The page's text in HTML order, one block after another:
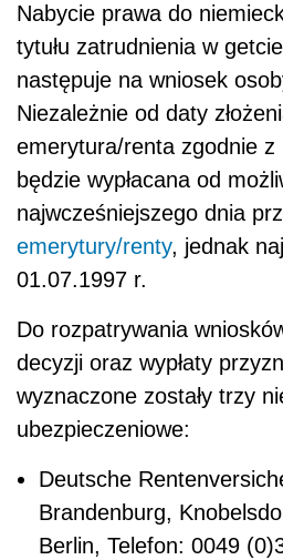
Nabycie prawa do
tytułu zatrudnienia w
następuje na wniosek
Niezależnie od daty
emerytura/renta zgodnie z
będzie wypłacana od
najwcześniejszego dnia
emerytury/renty, jednak
01.07.1997 r.
Do rozpatrywania
decyzji oraz wypłaty
wyznaczone zostały trzy
ubezpieczeniowe:
Deutsche
Brandenburg,
Berlin, Telefon: 0049